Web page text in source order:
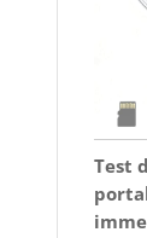
Test